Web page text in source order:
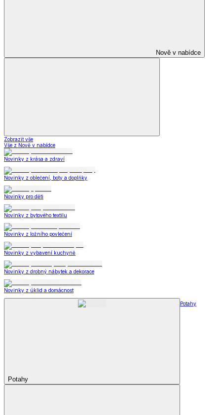
Nově v nabídce
Zobrazit vše
Vše z Nově v nabídce
Novinky z krása a zdraví
Novinky z oblečení, boty a doplňky
Novinky pro děti
Novinky z bytového textilu
Novinky z ložního povlečení
Novinky z vybavení kuchyně
Novinky z drobný nábytek a dekorace
Novinky z úklid a domácnost
Potahy
Potahy